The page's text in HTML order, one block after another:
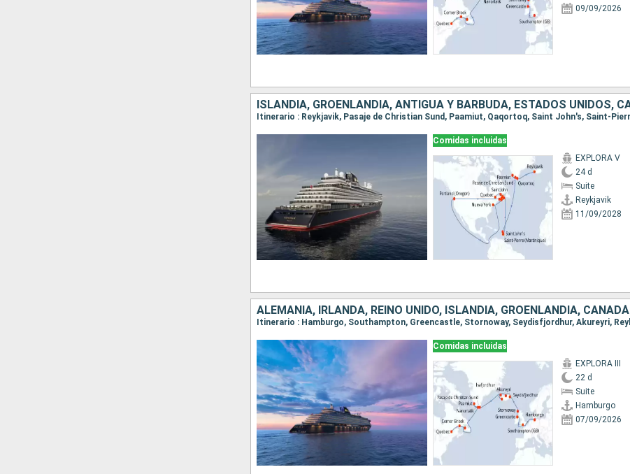
09/09/2026
Comidas incluidas
EXPLORA V
24 d
Suite
Reykjavik
11/09/2028
ALEMANIA, IRLANDA, REINO UNIDO, ISLANDIA, GROENLANDIA, CANADÁ
Comidas incluidas
EXPLORA III
22 d
Suite
Hamburgo
07/09/2026